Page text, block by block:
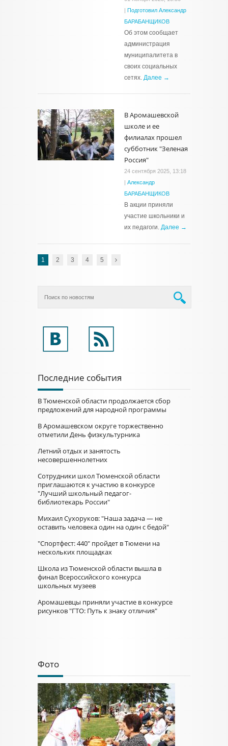
| Подготовил Александр
БАРАБАНЩИКОВ
Об этом сообщает
администрация
муниципалитета в
своих социальных
сетях. Далее →
В Аромашевской
школе и ее
филиалах прошел
субботник "Зеленая
Россия"
24 сентября 2025, 13:18
| Александр
БАРАБАНЩИКОВ
В акции приняли
участие школьники и
их педагоги. Далее →
1 2 3 4 5
Последние события
В Тюменской области продолжается сбор
предложений для народной программы
В Аромашевском округе торжественно
отметили День физкультурника
Летний отдых и занятость
несовершеннолетних
Сотрудники школ Тюменской области
приглашаются к участию в конкурсе
"Лучший школьный педагог-
библиотекарь России"
Михаил Сухоруков: "Наша задача — не
оставить человека один на один с бедой"
"Спортфест: 440" пройдет в Тюмени на
нескольких площадках
Школа из Тюменской области вышла в
финал Всероссийского конкурса
школьных музеев
Аромашевцы приняли участие в конкурсе
рисунков "ГТО: Путь к знаку отличия"
Фото